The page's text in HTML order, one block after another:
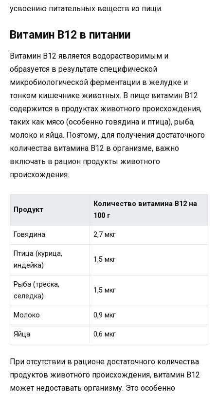
усвоению питательных веществ из пищи.
Витамин B12 в питании
Витамин B12 является водорастворимым и
образуется в результате специфической
микробиологической ферментации в желудке и
тонком кишечнике животных. В пище витамин B12
содержится в продуктах животного происхождения,
таких как мясо (особенно говядина и птица), рыба,
молоко и яйца. Поэтому, для получения достаточного
количества витамина B12 в организме, важно
включать в рацион продукты животного
происхождения.
Продукт
Количество витамина B12 на
100 г
Говядина 2,7 мкг
Птица (курица,
индейка)
1,5 мкг
Рыба (треска,
селедка)
1,5 мкг
Молоко 0,9 мкг
Яйца 0,6 мкг
При отсутствии в рационе достаточного количества
продуктов животного происхождения, витамин B12
может недоставать организму. Это особенно